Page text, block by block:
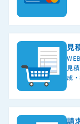
見
見
成
請